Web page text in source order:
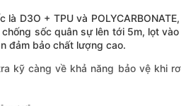
D3O + TPU và
sốc quân sự lên tới 5m, lọt
đảm bảo chất lượng cao.
kỹ càng về khả năng bảo vệ khi